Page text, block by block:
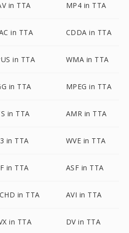
in TTA MP4 in TTA
in TTA CDDA in TTA
in TTA WMA in TTA
in TTA MPEG in TTA
in TTA AMR in TTA
in TTA WVE in TTA
in TTA ASF in TTA
in TTA AVI in TTA
in TTA DV in TTA